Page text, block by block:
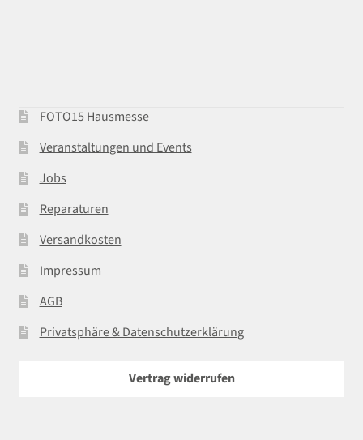
FOTO15 Hausmesse
Veranstaltungen und Events
Jobs
Reparaturen
Versandkosten
Impressum
AGB
Privatsphäre & Datenschutzerklärung
Vertrag widerrufen